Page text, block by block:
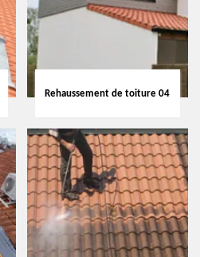
Rehaussement de toiture 04